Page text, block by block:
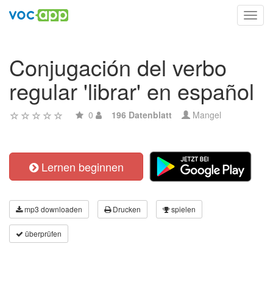
Conjugación del verbo
regular 'librar' en español
0 196 Datenblatt Mangel
Lernen beginnen
mp3 downloaden Drucken spielen
überprüfen